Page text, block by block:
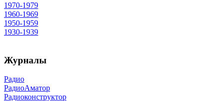
1970-1979
1960-1969
1950-1959
1930-1939
Журналы
Радио
РадиоАматор
Радиоконструктор